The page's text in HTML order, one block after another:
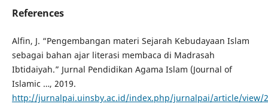
References
Alfin, J. “Pengembangan materi Sejarah Kebudayaan Islam
sebagai bahan ajar literasi membaca di Madrasah
Ibtidaiyah.” Jurnal Pendidikan Agama Islam (Journal of
Islamic …, 2019.
http://jurnalpai.uinsby.ac.id/index.php/jurnalpai/article/view/